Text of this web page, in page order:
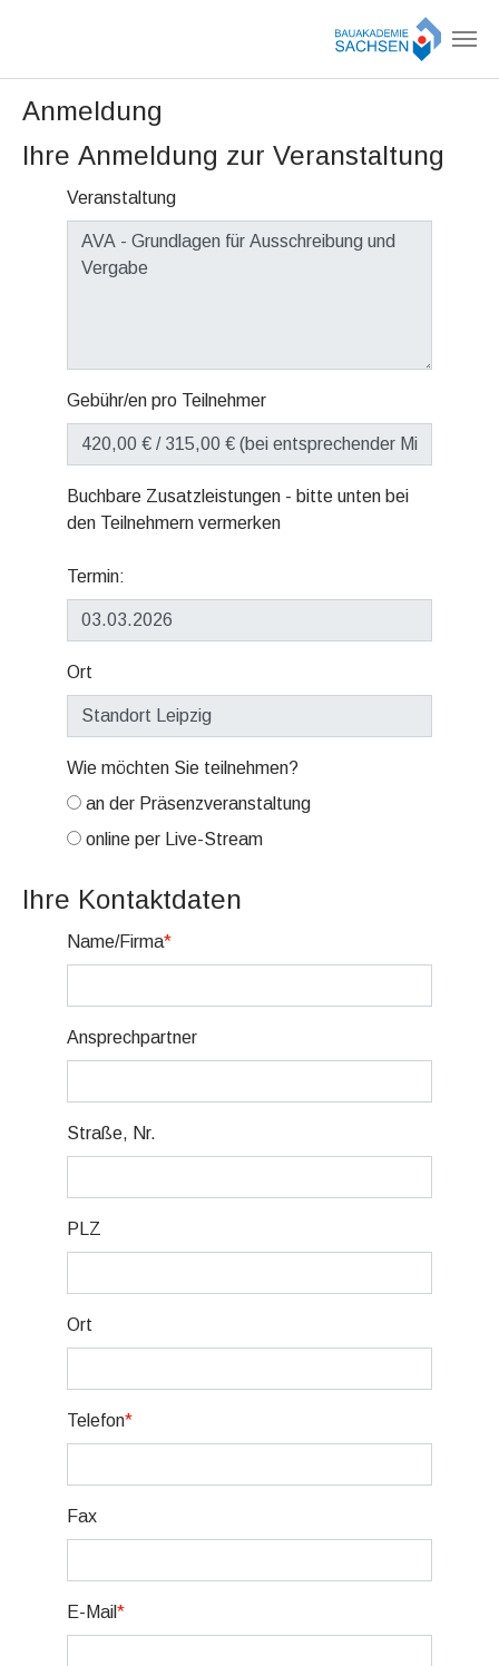
Anmeldung
Ihre Anmeldung zur Veranstaltung
Veranstaltung
Gebühr/en pro Teilnehmer
Buchbare Zusatzleistungen - bitte unten bei
den Teilnehmern vermerken
Termin:
Ort
Wie möchten Sie teilnehmen?
an der Präsenzveranstaltung
online per Live-Stream
Ihre Kontaktdaten
Name/Firma*
Ansprechpartner
Straße, Nr.
PLZ
Ort
Telefon*
Fax
E-Mail*